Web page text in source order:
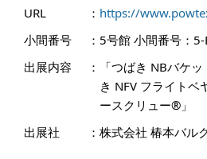
URL
： https://
小間番号
： 5号館 小間番号：5-
出展内容
：
「つばき NBバケ
き NFV フライトベ
ースクリュー®」
出展社
： 株式会社 椿本バル